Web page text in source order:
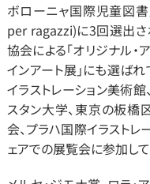
ボローニャ国際児童図
per ragazzi)に3回選出さ
協会による「オリジナル・
インアート展」にも選ばれ
イラストレーション美術館
スタン大学、東京の板橋
会、プラハ国際イラストレ
ェアでの展覧会に参加して